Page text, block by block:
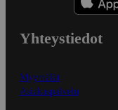
Yhteystiedot
Myymälät
Asiakaspalvelu